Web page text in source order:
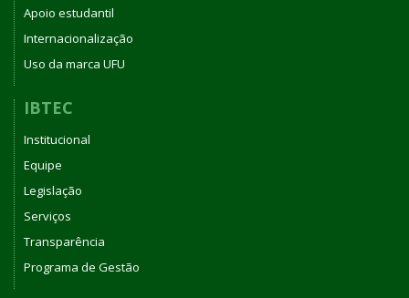
Apoio estudantil
Internacionalização
Uso da marca UFU
IBTEC
Institucional
Equipe
Legislação
Serviços
Transparência
Programa de Gestão